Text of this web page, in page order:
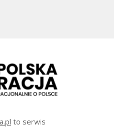
to serwis